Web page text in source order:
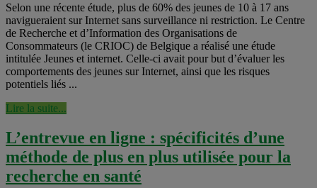
Selon une récente étude, plus de 60% des jeunes de 10 à 17 ans
navigueraient sur Internet sans surveillance ni restriction. Le Centre
de Recherche et d’Information des Organisations de
Consommateurs (le CRIOC) de Belgique a réalisé une étude
intitulée Jeunes et internet. Celle-ci avait pour but d’évaluer les
comportements des jeunes sur Internet, ainsi que les risques
potentiels liés ...
Lire la suite...
L’entrevue en ligne : spécificités d’une
méthode de plus en plus utilisée pour la
recherche en santé